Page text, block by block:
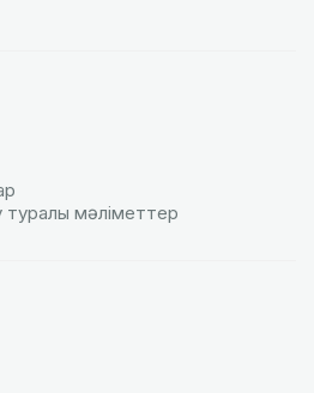
туралы мәлiметтер